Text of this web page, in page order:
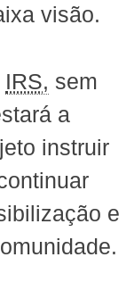
visão.
IRS, sem
a
instruir
e